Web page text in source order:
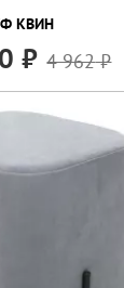
КВИН
4 962